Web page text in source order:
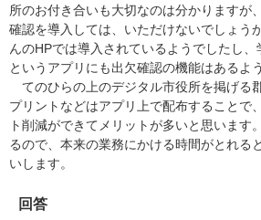
所のお付き合いも大切なのは分かりますが
確認を導入しては、いただけないでしょう
んのHPでは導入されているようでしたし、
というアプリにも出欠確認の機能はあるよ
てのひらの上のデジタル市役所を掲げる
プリントなどはアプリ上で配布することで
ト削減ができてメリットが多いと思います
るので、本来の業務にかける時間がとれる
いします。
回答